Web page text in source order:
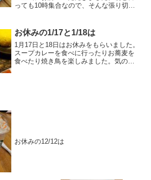
っても10時集合なので、そんな張り切っ
朝食なのか、早めの昼食なのか微妙な時
間帯ですが、ごはんを...
お休みの1/17と1/18は
1月17日と18日はお休みをもらいました。
スープカレーを食べに行ったりお蕎麦を
食べたり焼き鳥を楽しみました。気の合
お休みの12/12は